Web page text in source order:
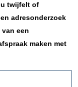
u twijfelt of
adresonderzoek
een
maken met